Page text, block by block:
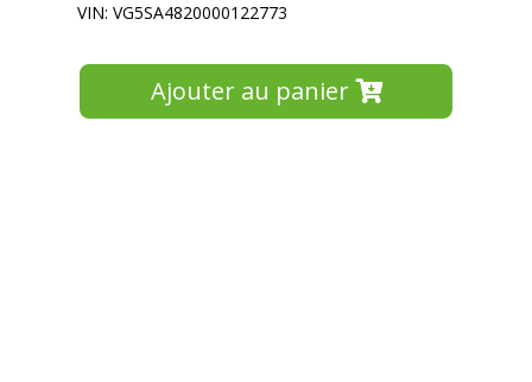
VIN: VG5SA4820000122773
Ajouter au panier